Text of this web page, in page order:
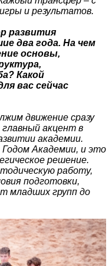
и результатов.
развития
два года. На чем
основы,
Какой
вас сейчас
движение сразу
главный акцент в
академии.
Годом Академии, и это
решение.
работу,
подготовки,
младших групп до